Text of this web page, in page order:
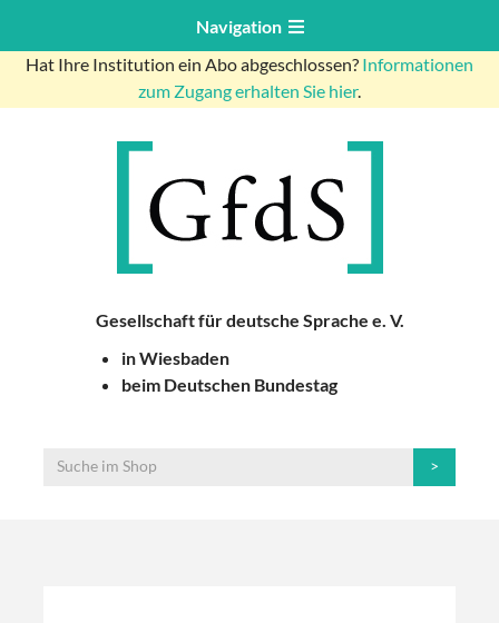
Navigation
Hat Ihre Institution ein Abo abgeschlossen? Informationen
zum Zugang erhalten Sie hier.
Gesellschaft für deutsche Sprache e. V.
in Wiesbaden
beim Deutschen Bundestag